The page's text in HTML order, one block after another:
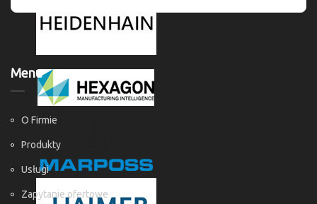
Menu
O Firmie
Produkty
Usługi
Zapytanie ofertowe